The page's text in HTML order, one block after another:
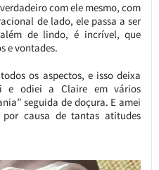
com ele mesmo, com
de lado, ele passa a ser
de lindo, é incrível, que
e vontades.
os aspectos, e isso deixa
e odiei a Claire em vários
seguida de doçura. E amei
causa de tantas atitudes